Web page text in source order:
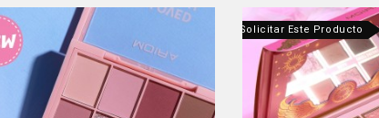
Producto Fuera De Stock - Contáctanos Para Solicitar Este Producto